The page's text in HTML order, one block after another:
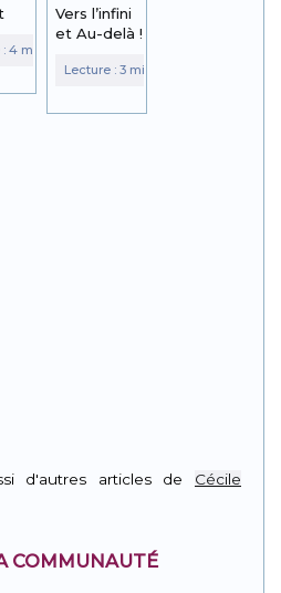
Vers l’infini
et Au-delà !
d'autres articles de Cécile
COMMUNAUTÉ